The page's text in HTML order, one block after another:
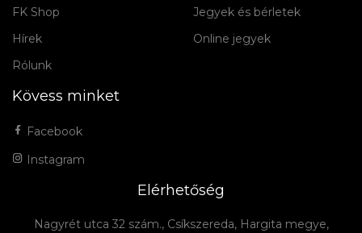
FK Shop
Hírek
Rólunk
Jegyek és bérletek
Online jegyek
Kövess minket
Facebook
Instagram
Elérhetőség
Nagyrét utca 32 szám., Csíkszereda, Hargita megye,